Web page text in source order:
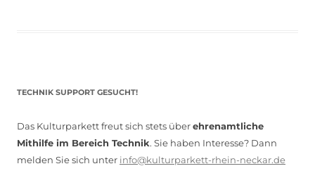
TECHNIK SUPPORT GESUCHT!
Das Kulturparkett freut sich stets überehrenamtliche
Mithilfe im Bereich Technik. Sie haben Interesse? Dann
melden Sie sich unter info@kulturparkett-rhein-neckar.de